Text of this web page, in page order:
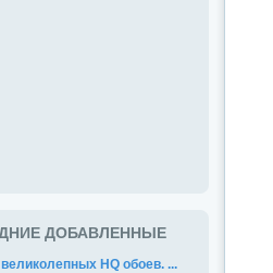
ДОБАВЛЕННЫЕ
HQ обоев. ...